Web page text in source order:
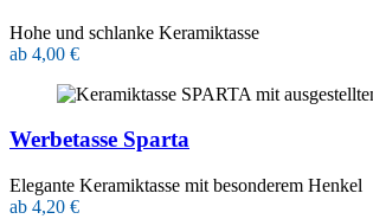
Hohe und schlanke Keramiktasse
ab 4,00 €
Werbetasse Sparta
Elegante Keramiktasse mit besonderem Henkel
ab 4,20 €